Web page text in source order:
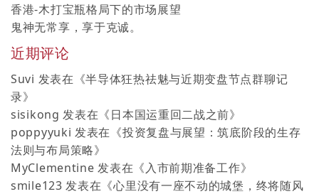
香港-木打宝瓶格局下的市场展望
鬼神无常享，享于克诚。
近期评论
Suvi 发表在《半导体狂热祛魅与近期变盘节点群聊记
录》
sisikong 发表在《日本国运重回二战之前》
poppyyuki 发表在《投资复盘与展望：筑底阶段的生存
法则与布局策略》
MyClementine 发表在《入市前期准备工作》
smile123 发表在《心里没有一座不动的城堡，终将随风